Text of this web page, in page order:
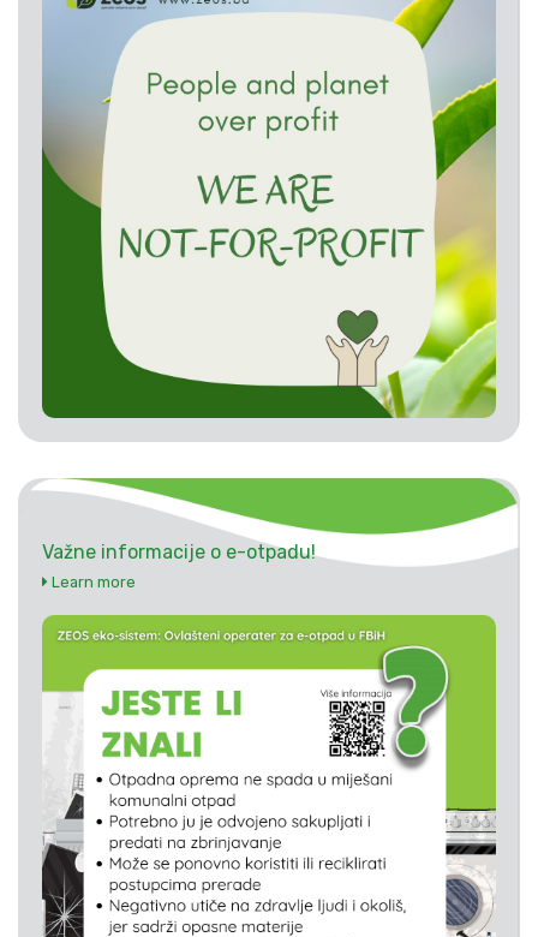
Važne informacije o e-otpadu!
Learn more